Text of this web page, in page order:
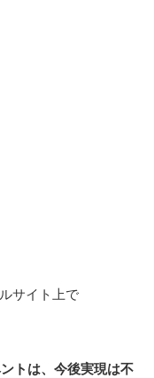
サイト上で
トは、今後実現は不